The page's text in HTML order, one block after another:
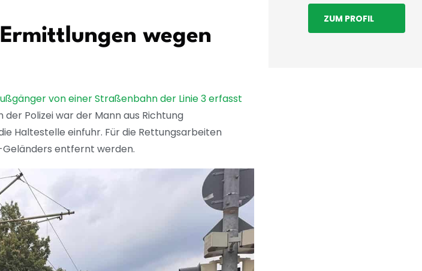
wegen
von einer Straßenbahn der Linie 3 erfasst
Polizei war der Mann aus Richtung
Haltestelle einfuhr. Für die Rettungsarbeiten
entfernt werden.
ZUM PROFIL